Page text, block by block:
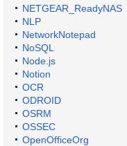
NETGEAR_ReadyNAS
NLP
NetworkNotepad
NoSQL
Node.js
Notion
OCR
ODROID
OSRM
OSSEC
OpenOfficeOrg